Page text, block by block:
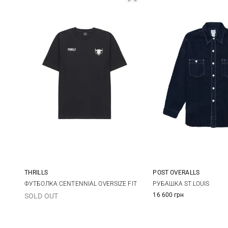
M L XL
THRILLS
ФУТБОЛКА CENTENNIAL OVERSIZE FIT
SOLD OUT
M L
POST OVERALLS
РУБАШКА ST.LOUIS
16 600 грн